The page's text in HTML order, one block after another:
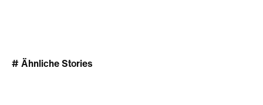
# Ähnliche Stories